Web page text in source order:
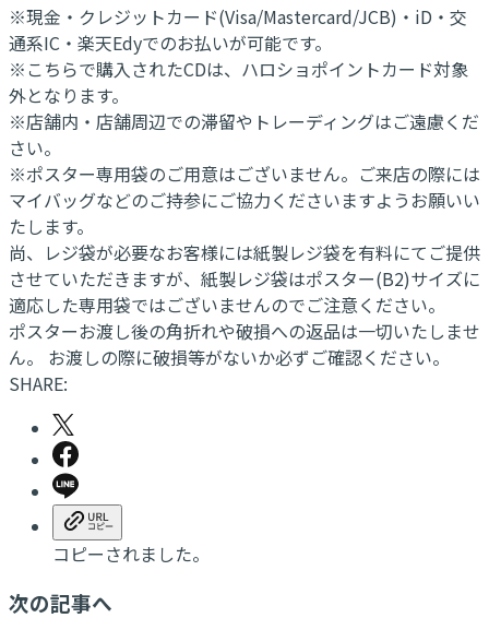
※現金・クレジットカード(Visa/Mastercard/JCB)・iD・交
通系IC・楽天Edyでのお払いが可能です。
※こちらで購入されたCDは、ハロショポイントカード対象
外となります。
※店舗内・店舗周辺での滞留やトレーディングはご遠慮くだ
さい。
※ポスター専用袋のご用意はございません。ご来店の際には
マイバッグなどのご持参にご協力くださいますようお願いい
たします。
尚、レジ袋が必要なお客様には紙製レジ袋を有料にてご提供
させていただきますが、紙製レジ袋はポスター(B2)サイズに
適応した専用袋ではございませんのでご注意ください。
ポスターお渡し後の角折れや破損への返品は一切いたしませ
ん。 お渡しの際に破損等がないか必ずご確認ください。
SHARE:
コピーされました。
次の記事へ